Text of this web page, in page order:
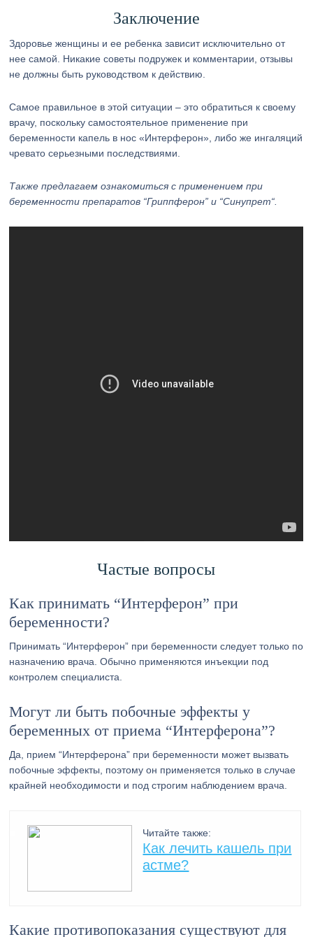
Заключение
Здоровье женщины и ее ребенка зависит исключительно от
нее самой. Никакие советы подружек и комментарии, отзывы
не должны быть руководством к действию.
Самое правильное в этой ситуации – это обратиться к своему
врачу, поскольку самостоятельное применение при
беременности капель в нос «Интерферон», либо же ингаляций
чревато серьезными последствиями.
Также предлагаем ознакомиться с применением при
беременности препаратов “Гриппферон” и “Синупрет“.
Частые вопросы
Как принимать “Интерферон” при
беременности?
Принимать “Интерферон” при беременности следует только по
назначению врача. Обычно применяются инъекции под
контролем специалиста.
Могут ли быть побочные эффекты у
беременных от приема “Интерферона”?
Да, прием “Интерферона” при беременности может вызвать
побочные эффекты, поэтому он применяется только в случае
крайней необходимости и под строгим наблюдением врача.
Читайте также:
Как лечить кашель при
астме?
Какие противопоказания существуют для